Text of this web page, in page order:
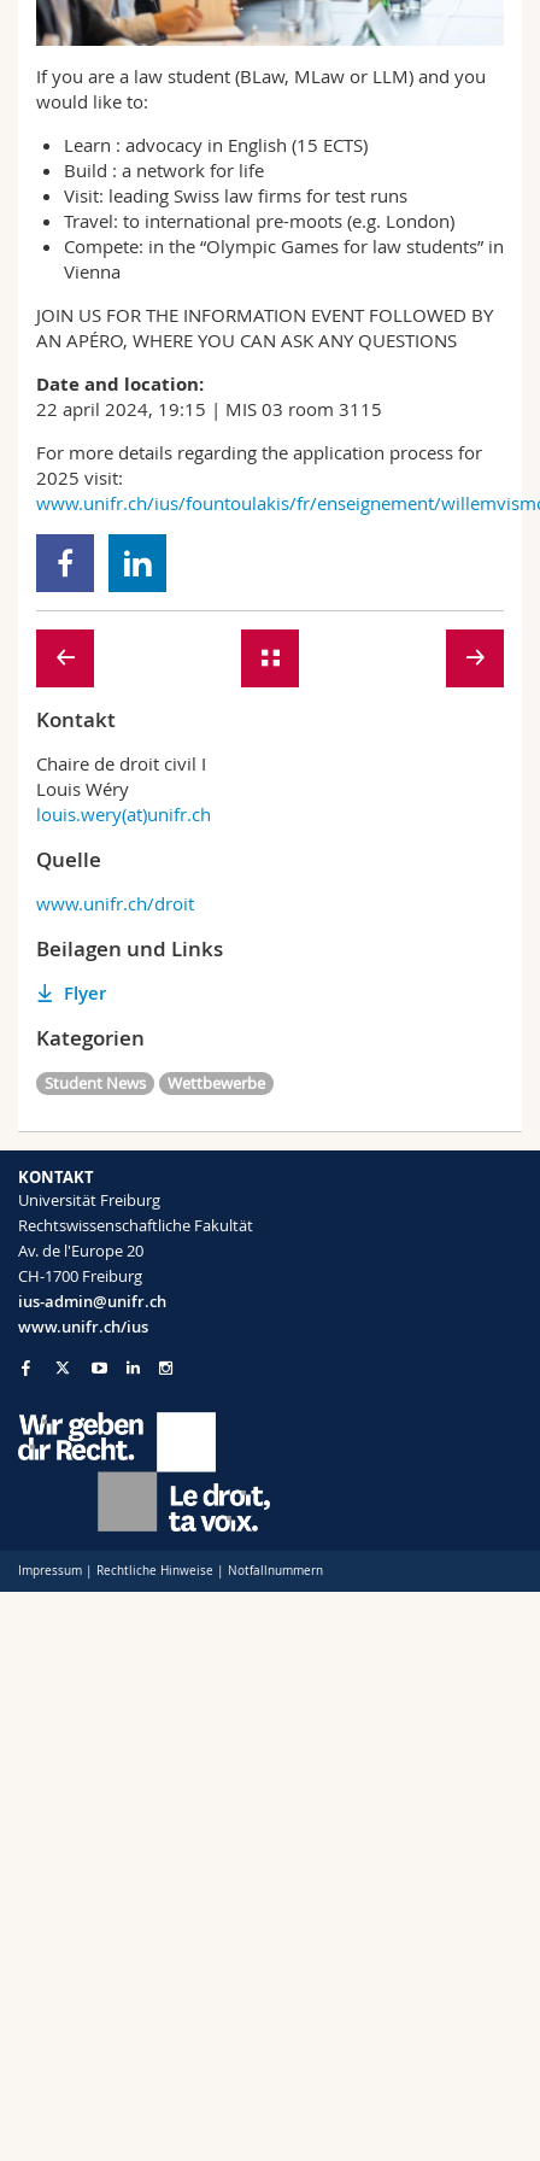
Math.-Nat. und Med. Fak.
Interfakultär
Mitarbeitende
Doktorierende
Webmail
Vorlesungsverzeichnis
MyUnifr
If you are a law student (BLaw, MLaw or LLM) and you
would like to:
Learn : advocacy in English (15 ECTS)
Build : a network for life
Visit: leading Swiss law firms for test runs
Travel: to international pre-moots (e.g. London)
Compete: in the “Olympic Games for law students” in
Vienna
JOIN US FOR THE INFORMATION EVENT FOLLOWED BY
AN APÉRO, WHERE YOU CAN ASK ANY QUESTIONS
Date and location:
22 april 2024, 19:15 | MIS 03 room 3115
For more details regarding the application process for
2025 visit:
www.unifr.ch/ius/fountoulakis/fr/enseignement/
Kontakt
Chaire de droit civil I
Louis Wéry
louis.wery(at)unifr.ch
Quelle
www.unifr.ch/droit
Beilagen und Links
Flyer
Kategorien
Student News Wettbewerbe
KONTAKT
Universität Freiburg
Rechtswissenschaftliche Fakultät
Av. de l'Europe 20
CH-1700 Freiburg
ius-admin@unifr.ch
www.unifr.ch/ius
Impressum Rechtliche Hinweise Notfallnummern